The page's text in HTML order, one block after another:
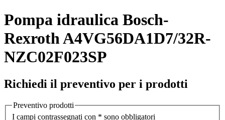
Pompa idraulica Bosch-
Rexroth A4VG56DA1D7/32R-
NZC02F023SP
Richiedi il preventivo per i prodotti
Preventivo prodotti
I campi contrassegnati con * sono obbligatori